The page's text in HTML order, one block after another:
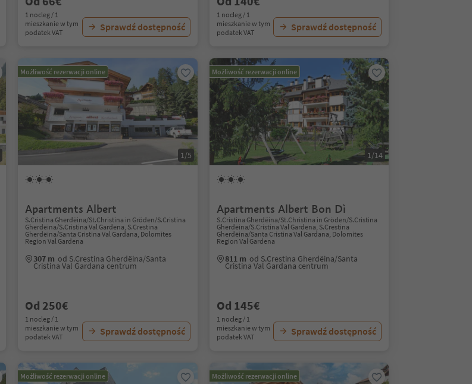
1 nocleg / 1
mieszkanie w tym
podatek VAT
Sprawdź dostępność
1 nocleg / 1
mieszkanie w tym
podatek VAT
Sprawdź dostępność
Możliwość rezerwacji online
1/5
Apartments Albert
S.Cristina Gherdëina/St.Christina in Gröden/S.Cristina
Gherdëina/S.Cristina Val Gardena, S.Crestina
Gherdëina/Santa Cristina Val Gardana, Dolomites
Region Val Gardena
307 m od S.Crestina Gherdëina/Santa
Cristina Val Gardana centrum
Od 250€
1 nocleg / 1
mieszkanie w tym
podatek VAT
Sprawdź dostępność
Możliwość rezerwacji online
1/14
Apartments Albert Bon Dì
S.Cristina Gherdëina/St.Christina in Gröden/S.Cristina
Gherdëina/S.Cristina Val Gardena, S.Crestina
Gherdëina/Santa Cristina Val Gardana, Dolomites
Region Val Gardena
811 m od S.Crestina Gherdëina/Santa
Cristina Val Gardana centrum
Od 145€
1 nocleg / 1
mieszkanie w tym
podatek VAT
Sprawdź dostępność
Możliwość rezerwacji online Możliwość rezerwacji online